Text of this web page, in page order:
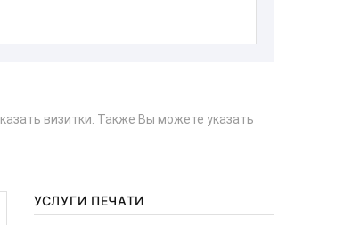
визитки. Также Вы можете указать
УСЛУГИ ПЕЧАТИ